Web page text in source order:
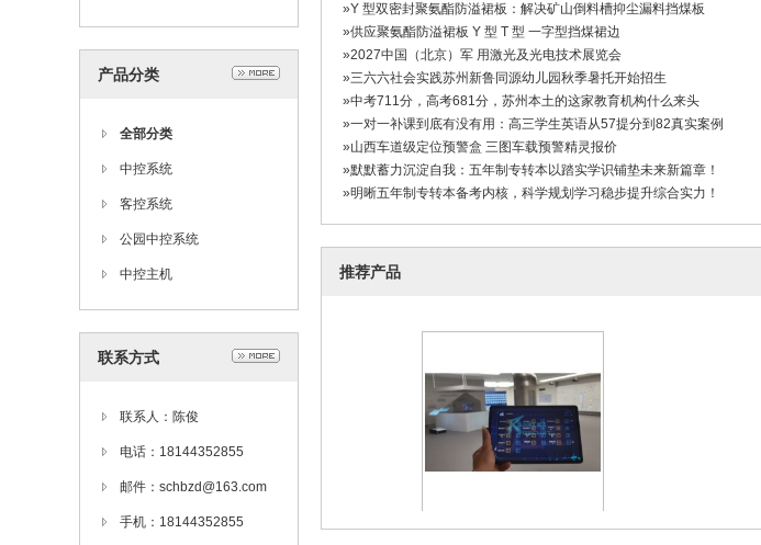
产品分类
全部分类
中控系统
客控系统
公园中控系统
中控主机
联系方式
联系人：陈俊
电话：18144352855
邮件：schbzd@163.com
手机：18144352855
»Y 型双密封聚氨酯防溢裙板：解决矿山倒料槽抑尘漏料挡煤板
»供应聚氨酯防溢裙板 Y 型 T 型 一字型挡煤裙边
»2027中国（北京）军 用激光及光电技术展览会
»三六六社会实践苏州新鲁同源幼儿园秋季暑托开始招生
»中考711分，高考681分，苏州本土的这家教育机构什么来头
»一对一补课到底有没有用：高三学生英语从57提分到82真实案例
»山西车道级定位预警盒 三图车载预警精灵报价
»默默蓄力沉淀自我：五年制专转本以踏实学识铺垫未来新篇章！
»明晰五年制专转本备考内核，科学规划学习稳步提升综合实力！
推荐产品
博物馆中控系统实施方案设计